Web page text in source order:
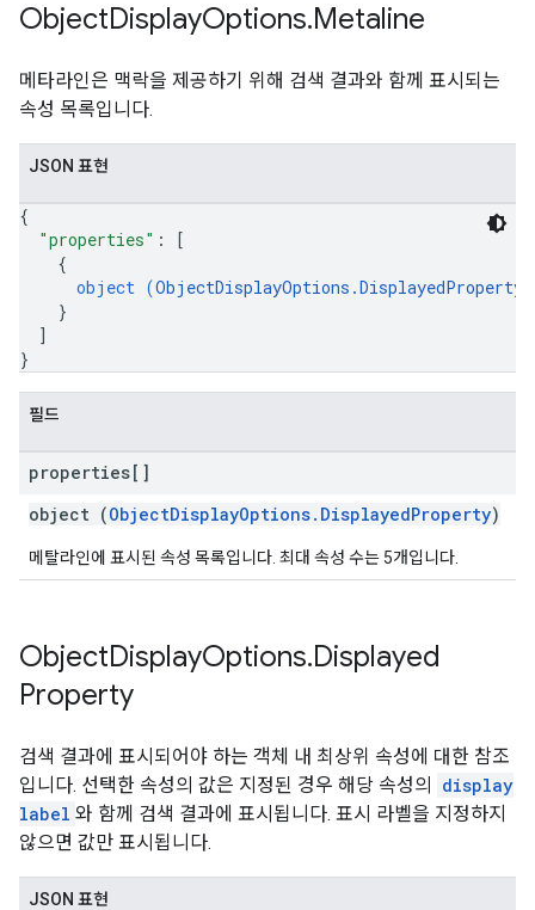
ObjectDisplayOptions.Metaline
메타라인은 맥락을 제공하기 위해 검색 결과와 함께 표시되는
속성 목록입니다.
JSON 표현
{
"properties" :
[
{
object (ObjectDisplayOptions.DisplayedProperty
}
]
}
필드
properties[]
object (ObjectDisplayOptions.DisplayedProperty)
메탈라인에 표시된 속성 목록입니다. 최대 속성 수는 5개입니다.
ObjectDisplayOptions.Displayed
Property
검색 결과에 표시되어야 하는 객체 내 최상위 속성에 대한 참조
입니다. 선택한 속성의 값은 지정된 경우 해당 속성의
display
label 와 함께 검색 결과에 표시됩니다. 표시 라벨을 지정하지
않으면 값만 표시됩니다.
JSON 표현